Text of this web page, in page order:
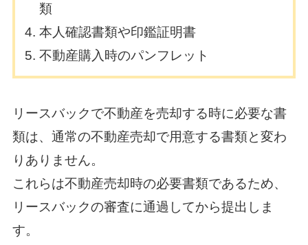
類
本人確認書類や印鑑証明書
不動産購入時のパンフレット
リースバックで不動産を売却する時に必要な書
類は、通常の不動産売却で用意する書類と変わ
りありません。
これらは不動産売却時の必要書類であるため、
リースバックの審査に通過してから提出しま
す。